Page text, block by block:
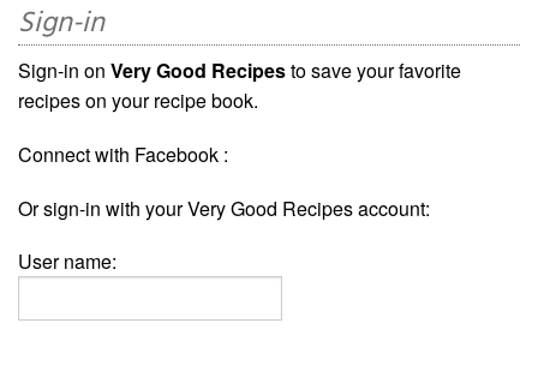
Sign-in
Sign-in on Very Good Recipesto save your favorite
recipes on your recipe book.
Connect with Facebook :
Or sign-in with your Very Good Recipes account:
User name: